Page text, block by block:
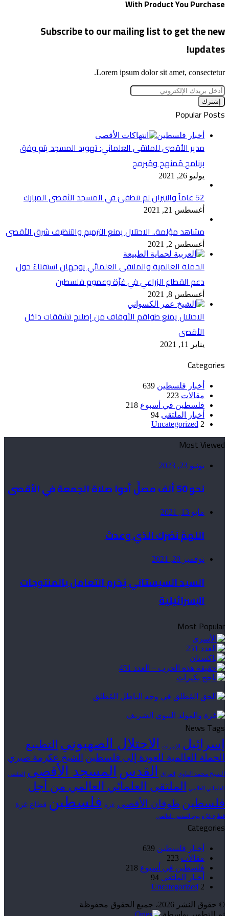
With Product You Purchase
Subscribe to our mailing list to get the new
updates!
Lorem ipsum dolor sit amet, consectetur.
أدخل
بريدك
الإلكتروني
Popular Posts
أخبار فلسطين
مدير الأقصى للملتقى العلمائي: تهويد المسجد يتم وفق
برنامج مُمنهج ومُبرمج
يوليو 26, 2021
52 عاماً والنيران لم تنطفئ في المسجد الأقصى المبارك
أغسطس 21, 2021
مشاهد مؤلمة.. الاحتلال يمنع الترميم والتنظيف شرق الأقصى
أغسطس 2, 2021
الحملة العالمية والملتقى العلمائي يوجهان استفتاءً حول
دعم القطاع الزراعي في غزّة وعموم فلسطين
أغسطس 8, 2021
الاحتلال يمنع طواقم الأوقاف من إصلاح تشققات داخل
الأقصى
يناير 11, 2021
Categories
أخبار فلسطين 639
مقالات 223
فلسطين في أسبوع 218
أخبار الملتقى 94
Uncategorized 2
Most Viewed
يونيو 23, 2023
نحو 50 ألف مصلٍّ أدوا صلاة الجمعة في الأقصى
مايو 13, 2021
اللهمَّ نَصْرَك الذي وعدتَ
نوفمبر 20, 2021
السيد السيستاني يُحّرم التعامل بالمنتوجات
الإسرائيلية
Most Popular
News Tags
إسرائيل الإمارات الاحتلال الصهيوني التطبيع
الحملة العالمية للعودة إلى فلسطين الشيخ عكرمة صبري
الشيخ محمد الناوي العراق القدس المسجد الأقصى الملتقى
العلمائي العالمي
الملتقى العلمائي العالمي من أجل
فلسطين طوفان الأقصى غزة فلسطين قطاع غزة
قطاع غزّة يوم القدس العالمي
Categories
أخبار فلسطين 639
مقالات 223
فلسطين في أسبوع 218
أخبار الملتقى 94
Uncategorized 2
© حقوق النشر 2026، جميع الحقوق محفوظة